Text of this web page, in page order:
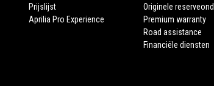
Prijslijst
Aprilia Pro Experience
Originele
Premium warranty
Road assistance
Financiële diensten